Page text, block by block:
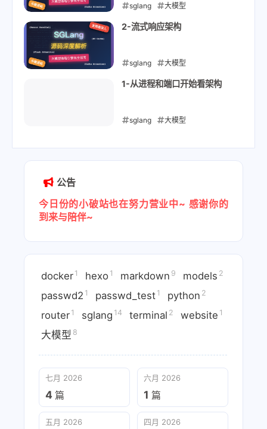
sglang 大模型
2025-12-07
2-流式响应架构
sglang 大模型
2025-11-29
1-从进程和端口开始看架构
sglang 大模型
公告
今日份的小破站也在努力营业中~ 感谢你的
到来与陪伴~
docker 1 hexo 1 markdown 9 models 2
passwd2 1 passwd_test 1 python 2
router 1 sglang 14 terminal 2 website 1
大模型 8
七月 2026
4 篇
六月 2026
1 篇
五月 2026 四月 2026